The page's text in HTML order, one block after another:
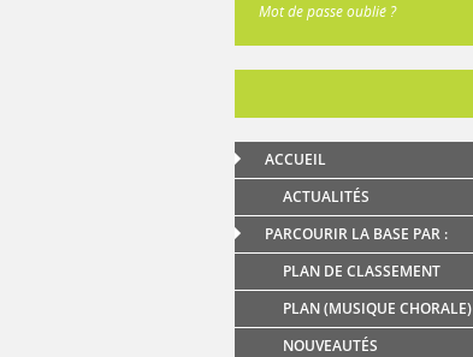
Mot de passe oublié ?
ACCUEIL
ACTUALITÉS
PARCOURIR LA BASE PAR :
PLAN DE CLASSEMENT
PLAN (MUSIQUE CHORALE)
NOUVEAUTÉS